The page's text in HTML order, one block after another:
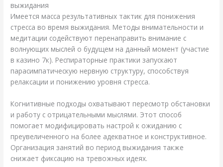
выжидания
Имеется масса результативных тактик для понижения
стресса во время выжидания. Методы внимательности и
медитации содействуют перенаправить внимание с
волнующих мыслей о будущем на данный момент (участие
в казино 7к). Респираторные практики запускают
парасимпатическую нервную структуру, способствуя
релаксации и понижению уровня стресса.
Когнитивные подходы охватывают пересмотр обстановки
и работу с отрицательными мыслями. Этот способ
помогает модифицировать настрой к ожиданию с
преувеличенного на более адекватное и конструктивное.
Организация занятий во период выжидания также
снижает фиксацию на тревожных идеях.